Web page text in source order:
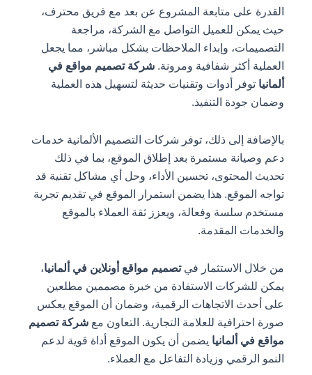
القدرة على متابعة المشروع عن بعد مع فريق محترف،
حيث يمكن للعميل التواصل مع الشركة، مراجعة
التصميمات، وإبداء الملاحظات بشكل مباشر، مما يجعل
العملية أكثر شفافية ومرونة.شركة تصميم مواقع في
ألمانياتوفر أدوات وتقنيات حديثة لتسهيل هذه العملية
وضمان جودة التنفيذ.
بالإضافة إلى ذلك، توفر شركات التصميم الألمانية خدمات
دعم وصيانة مستمرة بعد إطلاق الموقع، بما في ذلك
تحديث المحتوى، تحسين الأداء، وحل أي مشاكل تقنية قد
تواجه الموقع. هذا يضمن استمرار الموقع في تقديم تجربة
مستخدم سلسة وفعالة، ويعزز ثقة العملاء بالموقع
والخدمات المقدمة.
من خلال الاستثمار في تصميم مواقع أونلاين في ألمانيا،
يمكن للشركات الاستفادة من خبرة مصممين مطلعين
على أحدث الاتجاهات الرقمية، وضمان أن الموقع يعكس
صورة احترافية للعلامة التجارية. التعاون معشركة تصميم
مواقع في ألمانيايضمن أن يكون الموقع أداة قوية لدعم
النمو الرقمي وزيادة التفاعل مع العملاء.